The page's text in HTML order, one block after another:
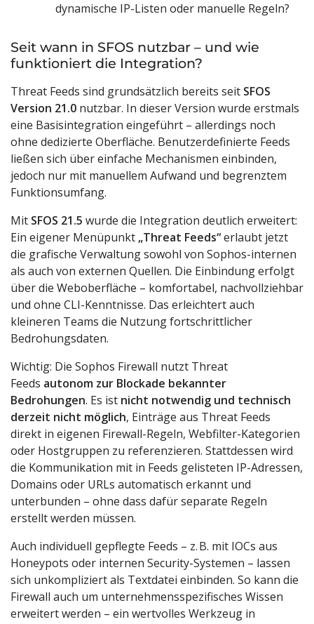
dynamische IP-Listen oder manuelle Regeln?
Seit wann in SFOS nutzbar – und wie
funktioniert die Integration?
Threat Feeds sind grundsätzlich bereits seit SFOS
Version 21.0 nutzbar. In dieser Version wurde erstmals
eine Basisintegration eingeführt – allerdings noch
ohne dedizierte Oberfläche. Benutzerdefinierte Feeds
ließen sich über einfache Mechanismen einbinden,
jedoch nur mit manuellem Aufwand und begrenztem
Funktionsumfang.
Mit SFOS 21.5 wurde die Integration deutlich erweitert:
Ein eigener Menüpunkt „Threat Feeds“erlaubt jetzt
die grafische Verwaltung sowohl von Sophos-internen
als auch von externen Quellen. Die Einbindung erfolgt
über die Weboberfläche – komfortabel, nachvollziehbar
und ohne CLI-Kenntnisse. Das erleichtert auch
kleineren Teams die Nutzung fortschrittlicher
Bedrohungsdaten.
Wichtig: Die Sophos Firewall nutzt Threat
Feeds autonom zur Blockade bekannter
Bedrohungen. Es ist nicht notwendig und technisch
derzeit nicht möglich, Einträge aus Threat Feeds
direkt in eigenen Firewall-Regeln, Webfilter-Kategorien
oder Hostgruppen zu referenzieren. Stattdessen wird
die Kommunikation mit in Feeds gelisteten IP-Adressen,
Domains oder URLs automatisch erkannt und
unterbunden – ohne dass dafür separate Regeln
erstellt werden müssen.
Auch individuell gepflegte Feeds – z. B. mit IOCs aus
Honeypots oder internen Security-Systemen – lassen
sich unkompliziert als Textdatei einbinden. So kann die
Firewall auch um unternehmensspezifisches Wissen
erweitert werden – ein wertvolles Werkzeug in